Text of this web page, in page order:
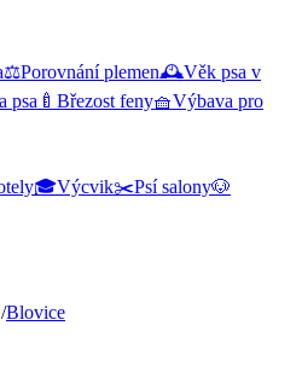
⚖️Porovnání plemen🕰️Věk psa v
psa 🍼 Březost feny🧺Výbava pro
🎓Výcvik✂️Psí salony🐶
/Blovice